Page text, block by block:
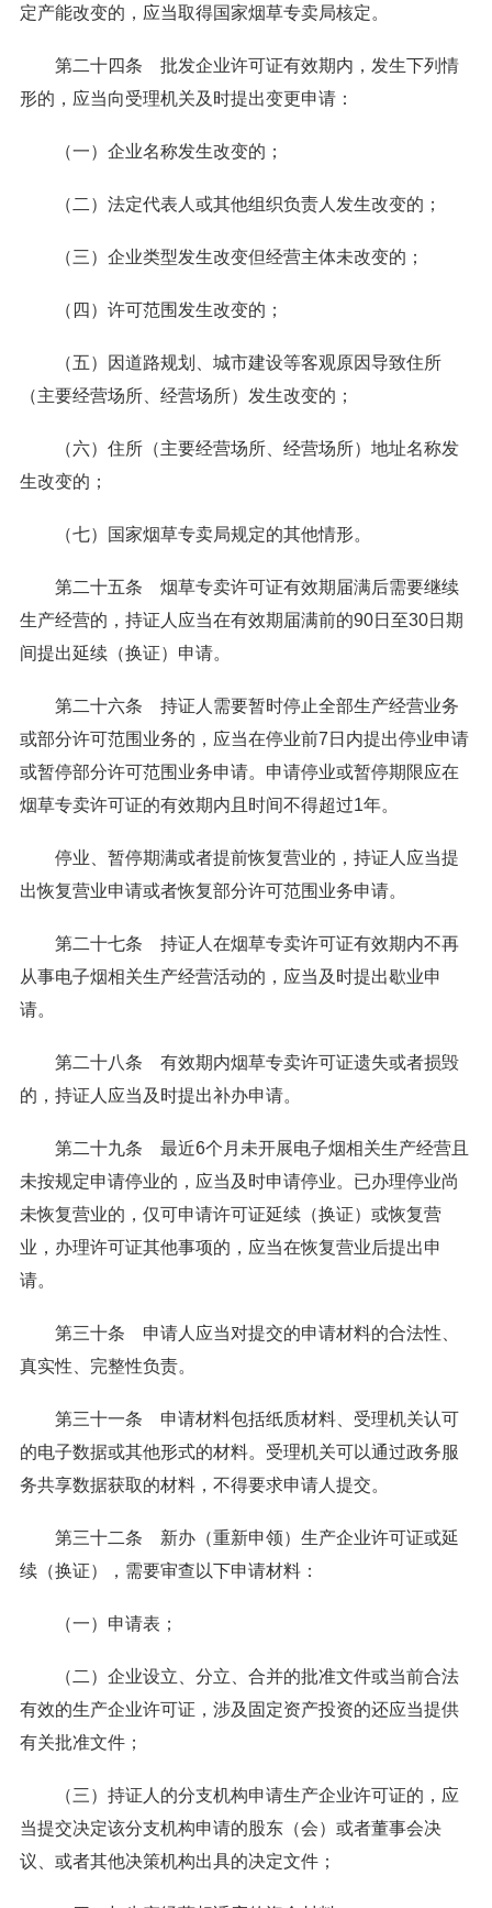
定产能改变的，应当取得国家烟草专卖局核定。
第二十四条 批发企业许可证有效期内，发生下列情
形的，应当向受理机关及时提出变更申请：
（一）企业名称发生改变的；
（二）法定代表人或其他组织负责人发生改变的；
（三）企业类型发生改变但经营主体未改变的；
（四）许可范围发生改变的；
（五）因道路规划、城市建设等客观原因导致住所
（主要经营场所、经营场所）发生改变的；
（六）住所（主要经营场所、经营场所）地址名称发
生改变的；
（七）国家烟草专卖局规定的其他情形。
第二十五条 烟草专卖许可证有效期届满后需要继续
生产经营的，持证人应当在有效期届满前的90日至30日期
间提出延续（换证）申请。
第二十六条 持证人需要暂时停止全部生产经营业务
或部分许可范围业务的，应当在停业前7日内提出停业申请
或暂停部分许可范围业务申请。申请停业或暂停期限应在
烟草专卖许可证的有效期内且时间不得超过1年。
停业、暂停期满或者提前恢复营业的，持证人应当提
出恢复营业申请或者恢复部分许可范围业务申请。
第二十七条 持证人在烟草专卖许可证有效期内不再
从事电子烟相关生产经营活动的，应当及时提出歇业申
请。
第二十八条 有效期内烟草专卖许可证遗失或者损毁
的，持证人应当及时提出补办申请。
第二十九条 最近6个月未开展电子烟相关生产经营且
未按规定申请停业的，应当及时申请停业。已办理停业尚
未恢复营业的，仅可申请许可证延续（换证）或恢复营
业，办理许可证其他事项的，应当在恢复营业后提出申
请。
第三十条 申请人应当对提交的申请材料的合法性、
真实性、完整性负责。
第三十一条 申请材料包括纸质材料、受理机关认可
的电子数据或其他形式的材料。受理机关可以通过政务服
务共享数据获取的材料，不得要求申请人提交。
第三十二条 新办（重新申领）生产企业许可证或延
续（换证），需要审查以下申请材料：
（一）申请表；
（二）企业设立、分立、合并的批准文件或当前合法
有效的生产企业许可证，涉及固定资产投资的还应当提供
有关批准文件；
（三）持证人的分支机构申请生产企业许可证的，应
当提交决定该分支机构申请的股东（会）或者董事会决
议、或者其他决策机构出具的决定文件；